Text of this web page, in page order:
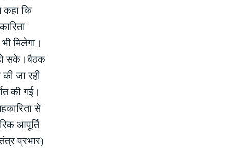
कहा कि
मिलेगा।
हो सके।बैठक
जा रही
की गई।
से
आपूर्ति
प्रभार)